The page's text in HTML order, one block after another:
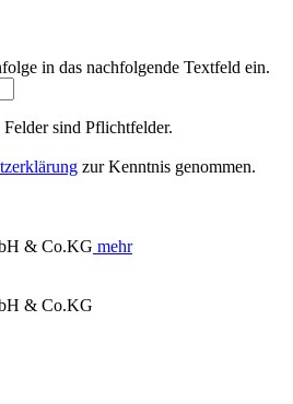
in das nachfolgende Textfeld ein.
sind Pflichtfelder.
zur Kenntnis genommen.
& Co.KG mehr
& Co.KG